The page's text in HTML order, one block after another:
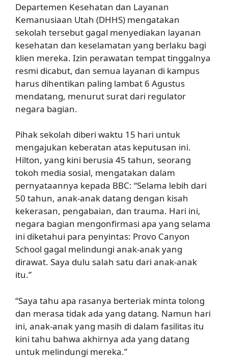
Departemen Kesehatan dan Layanan
Kemanusiaan Utah (DHHS) mengatakan
sekolah tersebut gagal menyediakan layanan
kesehatan dan keselamatan yang berlaku bagi
klien mereka. Izin perawatan tempat tinggalnya
resmi dicabut, dan semua layanan di kampus
harus dihentikan paling lambat 6 Agustus
mendatang, menurut surat dari regulator
negara bagian.
Pihak sekolah diberi waktu 15 hari untuk
mengajukan keberatan atas keputusan ini.
Hilton, yang kini berusia 45 tahun, seorang
tokoh media sosial, mengatakan dalam
pernyataannya kepada BBC: “Selama lebih dari
50 tahun, anak-anak datang dengan kisah
kekerasan, pengabaian, dan trauma. Hari ini,
negara bagian mengonfirmasi apa yang selama
ini diketahui para penyintas: Provo Canyon
School gagal melindungi anak-anak yang
dirawat. Saya dulu salah satu dari anak-anak
itu.”
“Saya tahu apa rasanya berteriak minta tolong
dan merasa tidak ada yang datang. Namun hari
ini, anak-anak yang masih di dalam fasilitas itu
kini tahu bahwa akhirnya ada yang datang
untuk melindungi mereka.”